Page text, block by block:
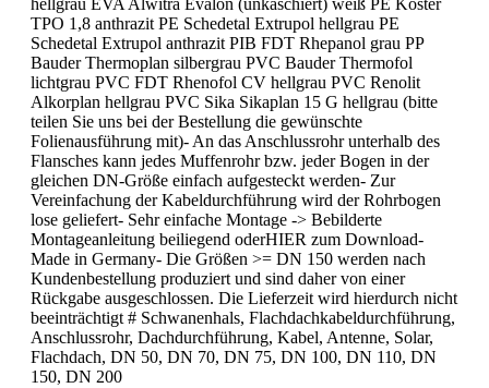
hellgrau EVA Alwitra Evalon (unkaschiert) weiß PE Köster
TPO 1,8 anthrazit PE Schedetal Extrupol hellgrau PE
Schedetal Extrupol anthrazit PIB FDT Rhepanol grau PP
Bauder Thermoplan silbergrau PVC Bauder Thermofol
lichtgrau PVC FDT Rhenofol CV hellgrau PVC Renolit
Alkorplan hellgrau PVC Sika Sikaplan 15 G hellgrau (bitte
teilen Sie uns bei der Bestellung die gewünschte
Folienausführung mit)- An das Anschlussrohr unterhalb des
Flansches kann jedes Muffenrohr bzw. jeder Bogen in der
gleichen DN-Größe einfach aufgesteckt werden- Zur
Vereinfachung der Kabeldurchführung wird der Rohrbogen
lose geliefert- Sehr einfache Montage -> Bebilderte
Montageanleitung beiliegend oderHIER zum Download-
Made in Germany- Die Größen >= DN 150 werden nach
Kundenbestellung produziert und sind daher von einer
Rückgabe ausgeschlossen. Die Lieferzeit wird hierdurch nicht
beeinträchtigt # Schwanenhals, Flachdachkabeldurchführung,
Anschlussrohr, Dachdurchführung, Kabel, Antenne, Solar,
Flachdach, DN 50, DN 70, DN 75, DN 100, DN 110, DN
150, DN 200